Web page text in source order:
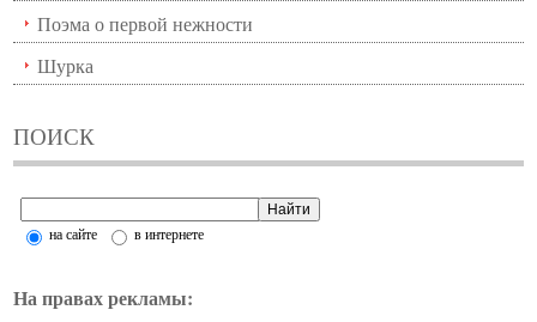
Поэма о первой нежности
Шурка
ПОИСК
на сайте в интернете
На правах рекламы: